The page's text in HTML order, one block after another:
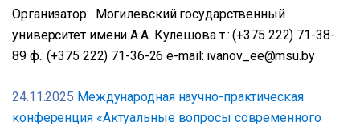
Организатор: Могилевский государственный
университет имени А.А. Кулешова т.: (+375 222) 71-38-
89 ф.: (+375 222) 71-36-26 е-mail: ivanov_ee@msu.by
24.11.2025 Международная научно-практическая
конференция «Актуальные вопросы современного